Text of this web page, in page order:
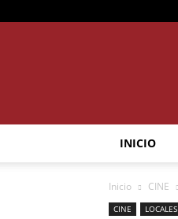
INICIO
Inicio CINE
CINE LOCALES